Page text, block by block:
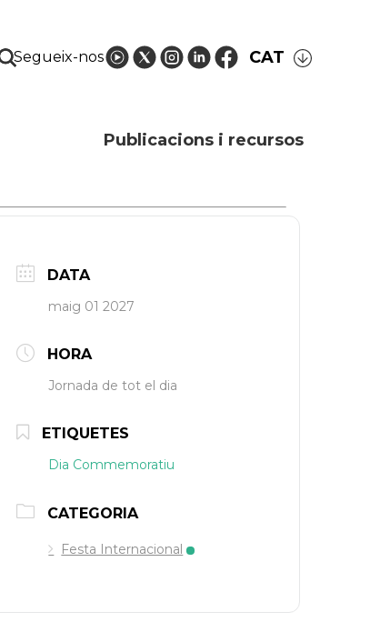
Segueix-nos CAT
Publicacions i recursos
DATA
maig 01 2027
HORA
Jornada de tot el dia
ETIQUETES
Dia Commemoratiu
CATEGORIA
Festa Internacional